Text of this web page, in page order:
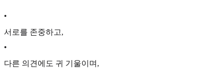
•
서로를 존중하고,
•
다른 의견에도 귀 기울이며,